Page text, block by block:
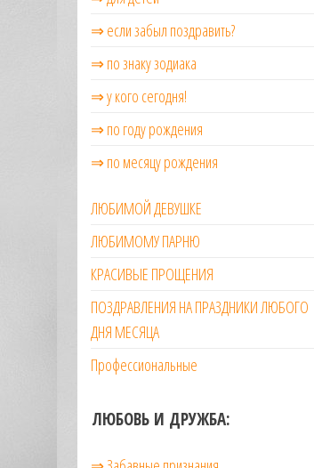
⇒ если забыл поздравить?
⇒ по знаку зодиака
⇒ у кого сегодня!
⇒ по году рождения
⇒ по месяцу рождения
ЛЮБИМОЙ ДЕВУШКЕ
ЛЮБИМОМУ ПАРНЮ
КРАСИВЫЕ ПРОЩЕНИЯ
ПОЗДРАВЛЕНИЯ НА ПРАЗДНИКИ ЛЮБОГО
ДНЯ МЕСЯЦА
Профессиональные
ЛЮБОВЬ И ДРУЖБА: